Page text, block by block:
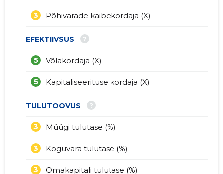
Põhivarade käibekordaja (X)
3
EFEKTIIVSUS ?
Võlakordaja (X)
5
Kapitaliseerituse kordaja (X)
5
TULUTOOVUS ?
Müügi tulutase (%)
3
Koguvara tulutase (%)
3
Omakapitali tulutase (%)
3